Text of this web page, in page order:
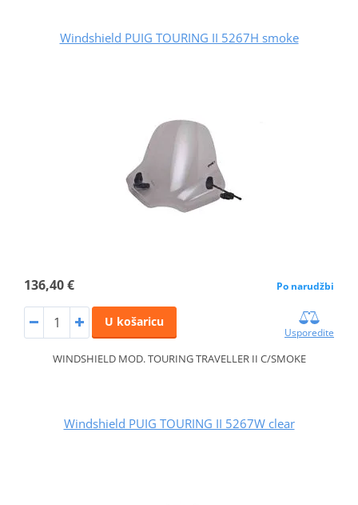
Windshield PUIG TOURING II 5267H smoke
136,40 € Po narudžbi
U košaricu
Usporedite
WINDSHIELD MOD. TOURING TRAVELLER II C/SMOKE
Windshield PUIG TOURING II 5267W clear